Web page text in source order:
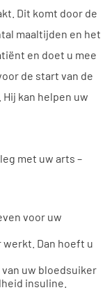
Dit komt door de
maaltijden en het
en doet u mee
de start van de
kan helpen uw
met uw arts –
voor uw
Dan hoeft u
uw bloedsuiker
insuline.